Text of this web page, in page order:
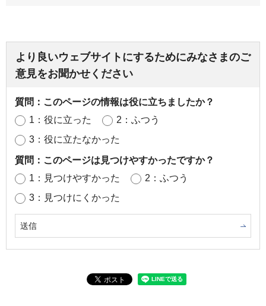
より良いウェブサイトにするためにみなさまのご
意見をお聞かせください
質問：このページの情報は役に立ちましたか？
1：役に立った
2：ふつう
3：役に立たなかった
質問：このページは見つけやすかったですか？
1：見つけやすかった
2：ふつう
3：見つけにくかった